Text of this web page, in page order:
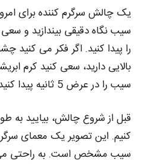
یک چالش سرگرم‌ کننده برای
سیب نگاه دقیقی بیندازید و
را پیدا کنید. اگر فکر می‌
بالایی دارید، سعی کنید کرم
سیب را در عرض 5 ثانیه پیدا کنید!
قبل از شروع چالش، بیایید به
کنیم. این تصویر یک معمای
سیب مشخص است. به راحتی می‌